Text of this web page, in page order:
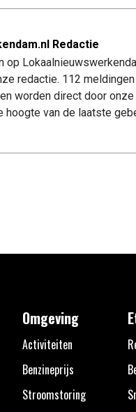
Redactie
op
redactie. 112
worden direct door
hoogte van de laatste
Omgeving
Activiteiten
Benzineprijs
Stroomstoring